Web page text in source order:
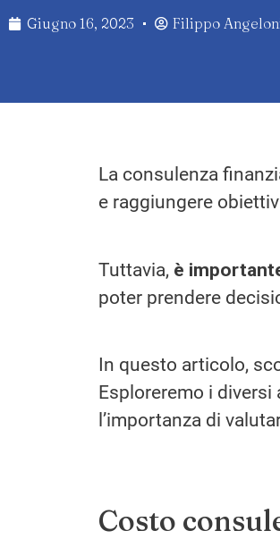
Giugno 16, 2023 Filippo
La consulenza
e raggiungere
Tuttavia, è
poter prendere
In questo articolo,
Esploreremo i
l’importanza di
Costo